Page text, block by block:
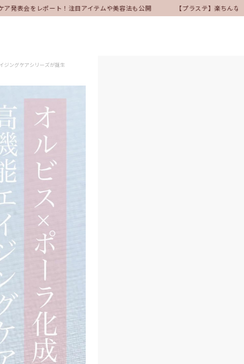
表会をレポート！注目アイテムや美容法も公開 【プラステ】楽ちんなの
ジングケアシリーズが誕生